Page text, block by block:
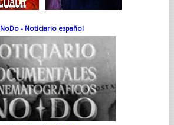
NoDo - Noticiario español